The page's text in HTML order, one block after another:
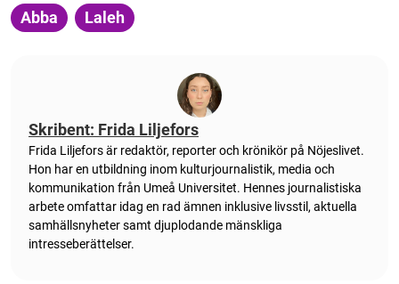
Abba Laleh
Skribent: Frida Liljefors
Frida Liljefors är redaktör, reporter och krönikör på Nöjeslivet.
Hon har en utbildning inom kulturjournalistik, media och
kommunikation från Umeå Universitet. Hennes journalistiska
arbete omfattar idag en rad ämnen inklusive livsstil, aktuella
samhällsnyheter samt djuplodande mänskliga
intresseberättelser.